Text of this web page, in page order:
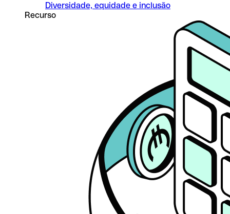
Diversidade, equidade e inclusão
Recurso